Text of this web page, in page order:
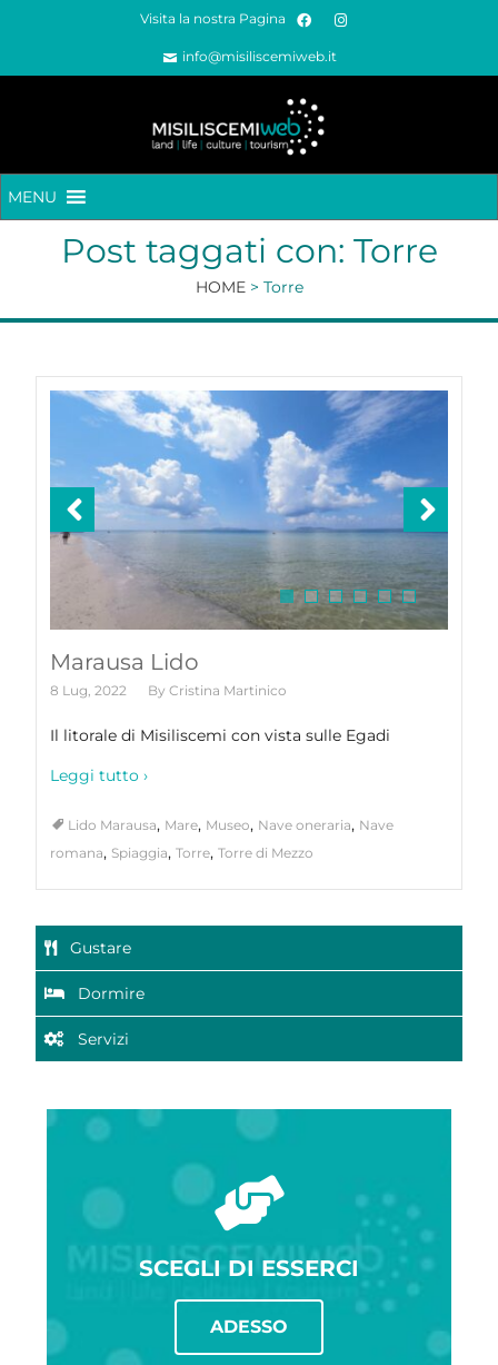
Visita la nostra Pagina
info@misiliscemiweb.it
MENU
Post taggati con: Torre
HOME> Torre
Marausa Lido
8 Lug, 2022 By Cristina Martinico
Il litorale di Misiliscemi con vista sulle Egadi
Leggi tutto ›
Lido Marausa, Mare, Museo, Nave oneraria, Nave
romana, Spiaggia, Torre, Torre di Mezzo
Gustare
Dormire
Servizi
SCEGLI DI ESSERCI
ADESSO